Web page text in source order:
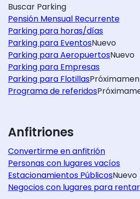
Buscar Parking
Pensión Mensual Recurrente
Parking para horas/días
Parking para EventosNuevo
Parking para AeropuertosNuevo
Parking para Empresas
Parking para Flotillas
Programa de referidos
Anfitriones
Convertirme en anfitrión
Personas con lugares vacíos
Estacionamientos PúblicosNuevo
Negocios con lugares para rentar